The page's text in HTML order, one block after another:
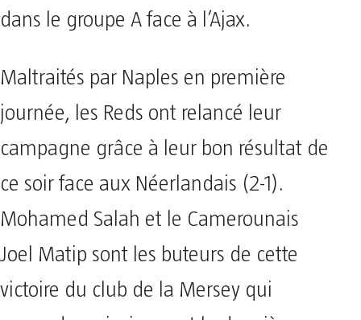
dans le groupe A face à l’Ajax.
Maltraités par Naples en première
journée, les Reds ont relancé leur
campagne grâce à leur bon résultat de
ce soir face aux Néerlandais (2-1).
Mohamed Salah et le Camerounais
Joel Matip sont les buteurs de cette
victoire du club de la Mersey qui